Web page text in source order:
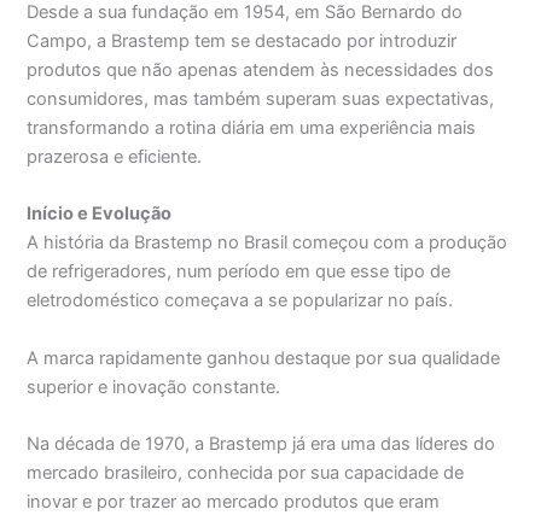
Desde a sua fundação em 1954, em São Bernardo do
Campo, a Brastemp tem se destacado por introduzir
produtos que não apenas atendem às necessidades dos
consumidores, mas também superam suas expectativas,
transformando a rotina diária em uma experiência mais
prazerosa e eficiente.
Início e Evolução
A história da Brastemp no Brasil começou com a produção
de refrigeradores, num período em que esse tipo de
eletrodoméstico começava a se popularizar no país.
A marca rapidamente ganhou destaque por sua qualidade
superior e inovação constante.
Na década de 1970, a Brastemp já era uma das líderes do
mercado brasileiro, conhecida por sua capacidade de
inovar e por trazer ao mercado produtos que eram